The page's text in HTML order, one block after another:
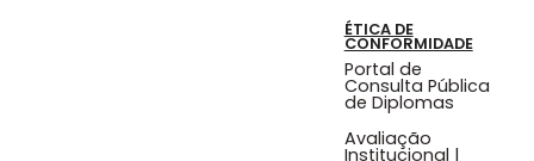
ÉTICA DE
CONFORMIDADE
Portal de
Consulta Pública
de Diplomas
Avaliação
Institucional |